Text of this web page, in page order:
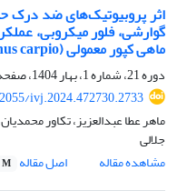
اثر پروبیوتیک‌های ضد درک
گوارشی، فلور میکروبی،
ماهی کپور معمولی (Cyprinus carpio)
دوره 21، شماره 1، بهار 1404، صفحه
ivj.2024.472730.2733
ماهر عطا عبدالعزیز، تکاور
جلالی
مشاهده مقاله
اصل مقاله